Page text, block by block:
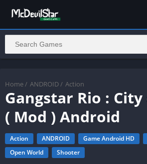
Home / ANDROID / Action
Gangstar Rio :
( Mod ) Android
Action ANDROID Game Android HD
Open World
Shooter